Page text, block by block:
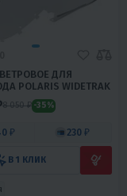
ДЛЯ
POLARIS WIDETRAK
8 050 ₽ -35%
₽ 230 ₽
В 1 КЛИК